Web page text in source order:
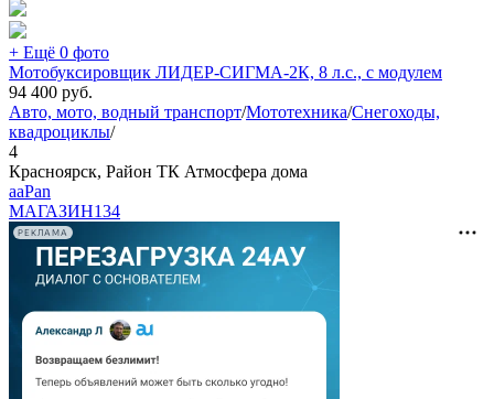
+ Ещё 0 фото
Мотобуксировщик ЛИДЕР-СИГМА-2К, 8 л.с., с модулем
94 400 руб.
Авто, мото, водный транспорт/Мототехника/Снегоходы,
квадроциклы/
4
Красноярск, Район ТК Атмосфера дома
aaPan
МАГАЗИН134
РЕКЛАМА